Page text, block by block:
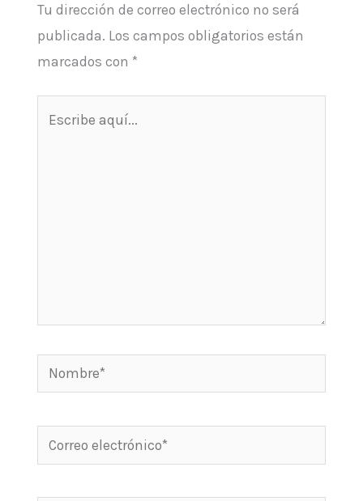
Tu dirección de correo electrónico no será
publicada. Los campos obligatorios están
marcados con *
Nombre*
Correo
electrónico*